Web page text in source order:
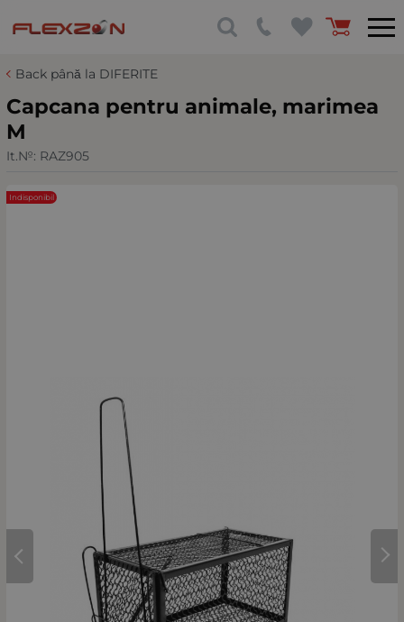
Back până la DIFERITE
Capcana pentru animale, marimea
M
It.№: RAZ905
Indisponibil